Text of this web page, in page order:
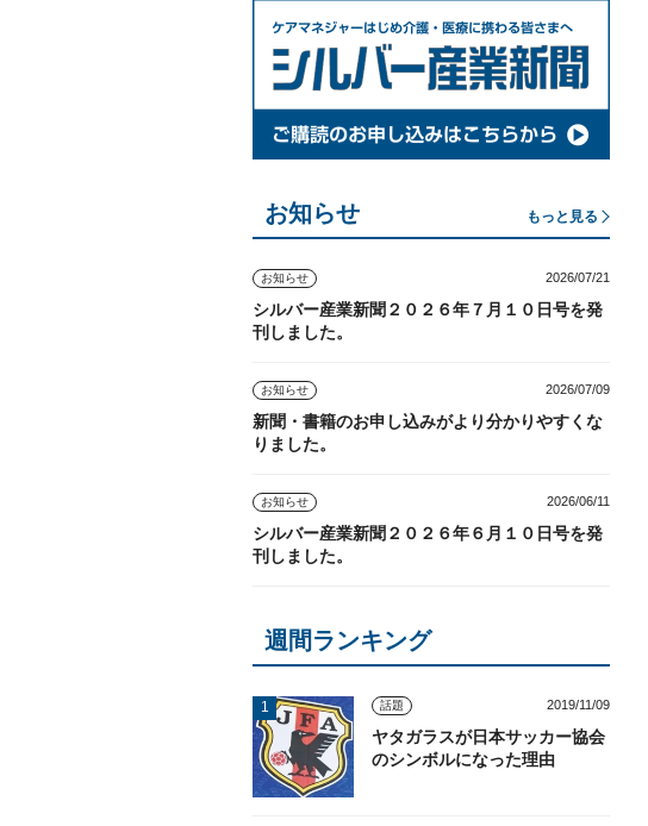
お知らせ もっと見る
お知らせ 2026/07/21
シルバー産業新聞２０２６年７月１０日号を発
刊しました。
お知らせ 2026/07/09
新聞・書籍のお申し込みがより分かりやすくな
りました。
お知らせ 2026/06/11
シルバー産業新聞２０２６年６月１０日号を発
刊しました。
週間ランキング
話題 2019/11/09
ヤタガラスが日本サッカー協会
のシンボルになった理由